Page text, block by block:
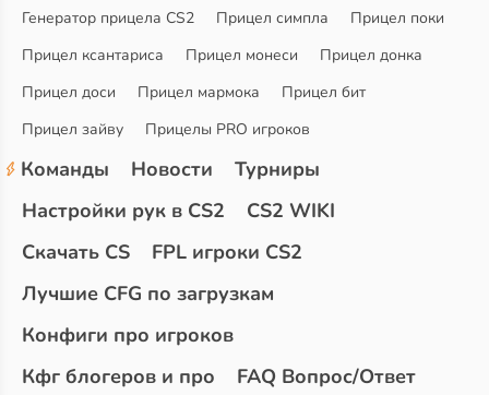
Генератор прицела CS2
Прицел симпла
Прицел поки
Прицел ксантариса
Прицел монеси
Прицел донка
Прицел доси
Прицел мармока
Прицел бит
Прицел зайву
Прицелы PRO игроков
Команды Новости
Турниры
Настройки рук в CS2
CS2 WIKI
Скачать CS
FPL игроки CS2
Лучшие CFG по загрузкам
Конфиги про игроков
Кфг блогеров и про
FAQ Вопрос/Ответ